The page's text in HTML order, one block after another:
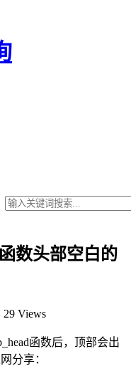
数头部空白的
29 Views
函数后，顶部会出
分享：